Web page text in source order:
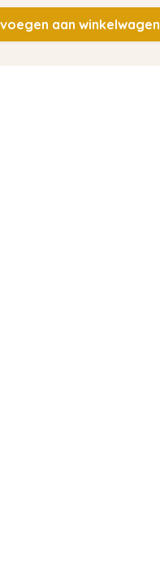
aan winkelwagen